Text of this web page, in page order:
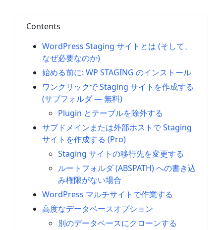
Contents
WordPress Staging サイトとは (そして、
なぜ必要なのか)
始める前に: WP STAGING のインストール
ワンクリックで Staging サイトを作成する
(サブフォルダ — 無料)
Plugin とテーブルを除外する
サブドメインまたは外部ホストで Staging
サイトを作成する (Pro)
Staging サイトの移行先を変更する
ルートフォルダ (ABSPATH) への書き込
み権限がない場合
WordPress マルチサイトで作業する
高度なデータベースオプション
別のデータベースにクローンする